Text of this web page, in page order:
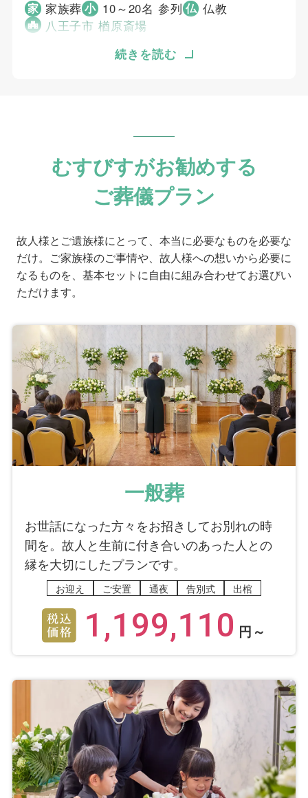
お迎え対応
打ち合わせの対応
家 家族葬小 10～20名 参列 仏 仏教
八王子市 楢原斎場
見積り金額を見た時、相場が分かりませんでし
してくださりながらプランを考えて下さいまし
た。削っていく中でどうしてもこれだけは譲れ
ないというプランがあり母は昨年まで目黒区に
では目黒川の桜で毎年花見を楽しんでいまし
た。今年はそれが叶わなかったので目黒川の桜
でなくても桜のパネルを遺影のバックに飾って
欲しと相談しました。そうしたら担当の方がわ
れをパネルにしてくれたんです。感動しまし
た。ここまで私達の為にして下さるその担当の
方の気持ちに涙が出ました。ありがとうござい
ました。納棺師の方も家族の気持ちを大切にし
てくださり何度もやり直して下さいました。前
日までの母の顔は別人の様に変わり果て物凄く
辛いものでした。この状態を孫やひ孫に見せる
のはどんなものかと思いましたが納棺師の方の
手に掛かるとそれは素晴らしいものでした。ま
るで生き返って眠っている様でした。ひとつひ
とつ家族に要望を聞いて下さり少しでも若く良
い顔になる様メイクして下さいました。髪の毛
もふわっとさせてスプレーして。こんなに綺麗
にしてもらって母も喜んでいると思います。私
は母を送り出すにあたりいかにも「THE お葬
式」にはしたくなかったので親戚一同などの供
花は飾りたくない。子供や孫達で温かい葬儀に
したいと相談しました。すると担当の方が遺影
の左右に供花を飾るけど親戚一同などのパネル
ました。そういうこともできるんだという思い
でした。義母の葬儀はいわゆるTHEお葬式で葬
儀会社さんの進行にお任せの様でした。今回む
すびすさんにお願いして思った事はこれからは
いろんな形の葬儀が求められて時代にあった形
になっていくんだと思いました。本当にお世話
になりました。ありがとうございました。
続きを読む
むすびすがお勧めする
ご葬儀プラン
故人様とご遺族様にとって、本当に必要なものを必要な
だけ。ご家族様のご事情や、故人様への想いから必要に
なるものを、基本セットに自由に組み合わせてお選びい
ただけます。
一般葬
お世話になった方々をお招きしてお別れの時
間を。故人と生前に付き合いのあった人との
縁を大切にしたプランです。
お迎え ご安置 通夜 告別式 出棺
1,199,110 円～